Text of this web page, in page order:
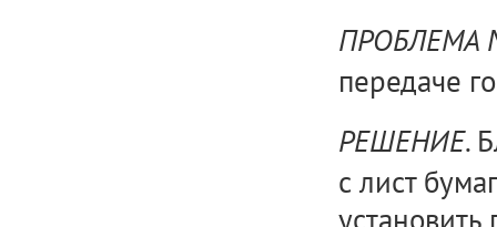
ПРОБЛЕМА
передаче
РЕШЕНИЕ.
с лист
установить